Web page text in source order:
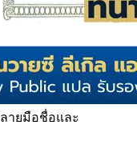
ายมือชื่อและ